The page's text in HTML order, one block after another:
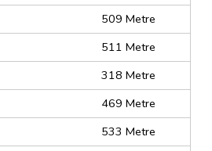
509 Metre
511 Metre
318 Metre
469 Metre
533 Metre